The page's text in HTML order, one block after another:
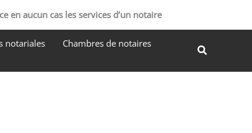
en aucun cas les services d’un notaire
notariales
Chambres de notaires
Rechercher
e